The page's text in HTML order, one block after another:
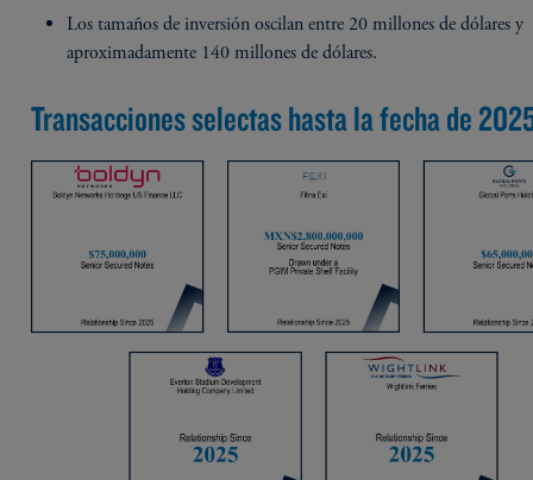
Los tamaños de inversión oscilan entre 20 millones de dólares y
aproximadamente 140 millones de dólares.
Transacciones selectas hasta la fecha de